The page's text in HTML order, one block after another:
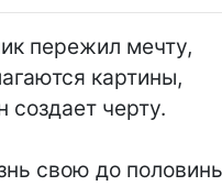
пережил мечту,
картины,
создает черту.
свою до